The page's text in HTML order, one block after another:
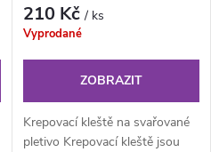
210 Kč/ ks
Vyprodané
ZOBRAZIT
Krepovací kleště na svařované
pletivo Krepovací kleště jsou